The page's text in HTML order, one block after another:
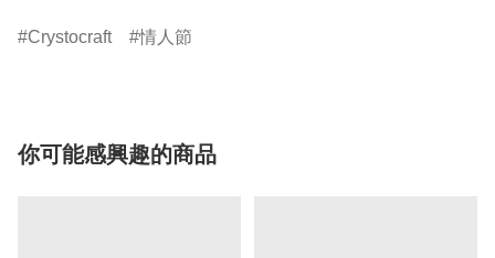
Crystocraft 情人節
你可能感興趣的商品